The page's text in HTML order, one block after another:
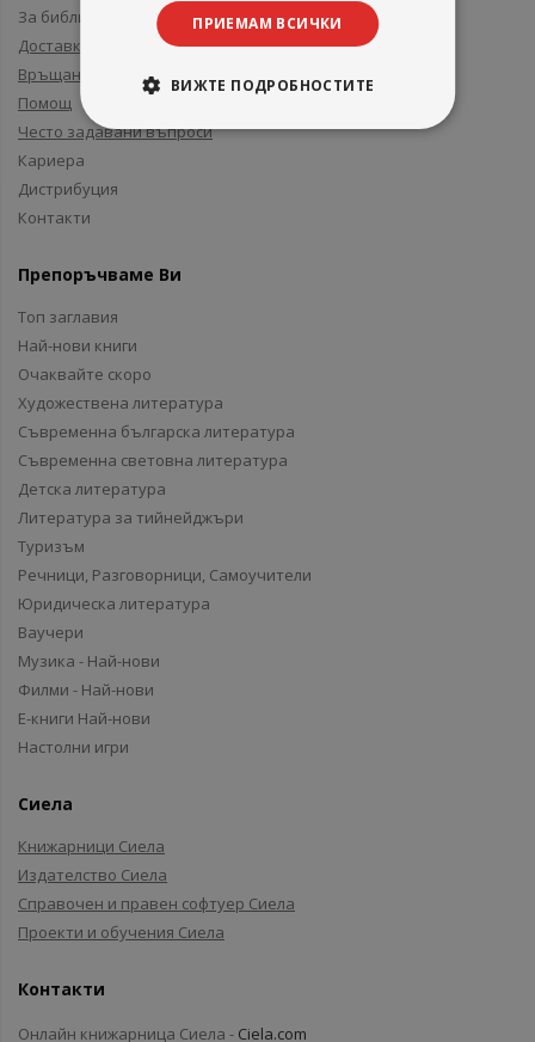
За библиотеки
Доставка
Връщане
Помощ
Често задавани въпроси
Кариера
Дистрибуция
Контакти
Препоръчваме Ви
Топ заглавия
Най-нови книги
Очаквайте скоро
Художествена литература
Съвременна българска литература
Съвременна световна литература
Детска литература
Литература за тийнейджъри
Туризъм
Речници, Разговорници, Самоучители
Юридическа литература
Ваучери
Музика - Най-нови
Филми - Най-нови
Е-книги Най-нови
Настолни игри
Сиела
Книжарници Сиела
Издателство Сиела
Справочен и правен софтуер Сиела
Проекти и обучения Сиела
Контакти
Онлайн книжарница Сиела - Ciela.com
ПРИЕМАМ ВСИЧКИ
ВИЖТЕ ПОДРОБНОСТИТЕ